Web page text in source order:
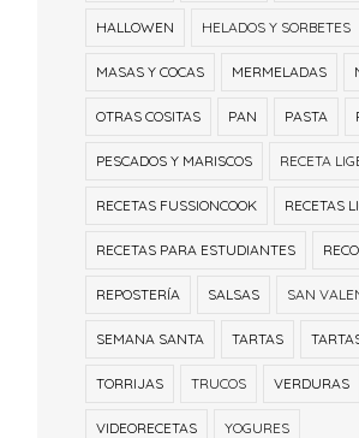
HALLOWEN HELADOS Y SORBETES
MASAS Y COCAS MERMELADAS
OTRAS COSITAS PAN PASTA
PESCADOS Y MARISCOS RECETA
RECETAS FUSSIONCOOK RECETAS
RECETAS PARA ESTUDIANTES
REPOSTERÍA SALSAS SAN
SEMANA SANTA TARTAS
TORRIJAS TRUCOS VERDURAS
VIDEORECETAS YOGURES